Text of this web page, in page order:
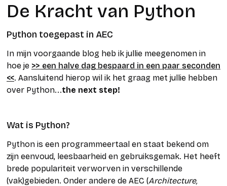
De Kracht van Python
Python toegepast in AEC
In mijn voorgaande blog heb ik jullie meegenomen in
hoe je >> een halve dag bespaard in een paar seconden
<<. Aansluitend hierop wil ik het graag met jullie hebben
over Python...the next step!
Wat is Python?
Python is een programmeertaal en staat bekend om
zijn eenvoud, leesbaarheid en gebruiksgemak. Het heeft
brede populariteit verworven in verschillende
(vak)gebieden. Onder andere de AEC (Architecture,